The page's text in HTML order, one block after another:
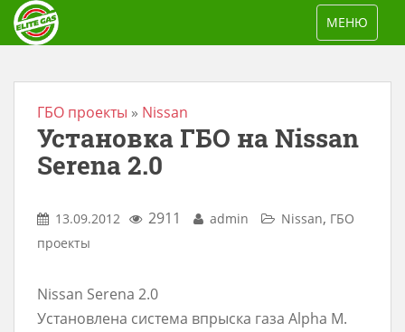
TOGGLE
МЕНЮ
ГБО проекты » Nissan
Установка ГБО на Nissan
Serena 2.0
13.09.2012 2911 admin Nissan, ГБО
проекты
Nissan Serena 2.0
Установлена система впрыска газа Alpha M.